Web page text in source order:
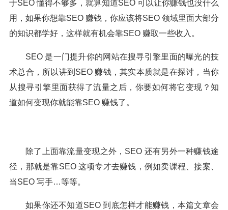
于SEO 懂得不够多，就算知道SEO 可以让你赚钱也没什么
用，如果你想靠SEO 赚钱，你应该将SEO 领域里面大部分
的知识都学好，这样就有机会靠SEO 赚取一些收入。
SEO 是一门提升你的网站在搜寻引擎里面的曝光的技
术总合，所以讲到SEO 赚钱，其实本质就是在探讨，当你
从搜寻引擎里面获得了流量之后，你要如何将它变现？知
道如何变现你就能靠SEO 赚钱了。
除了上面靠流量变现之外，SEO 还有另外一种赚钱途
径，那就是靠SEO 这项专才去赚钱，例如卖课程、接案、
当SEO 写手…等等。
如果你还不知道SEO 到底怎样才能赚钱，本篇文章会